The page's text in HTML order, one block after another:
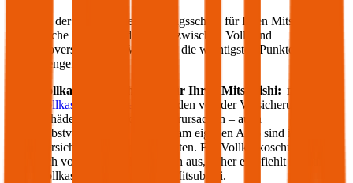
Wie sieht der optimale Versicherungsschutz für Ihren Mitsubishi
aus? Welche Unterschiede gibt es zwischen Voll- und
Teilkaskoversicherung? Wir haben die wichtigsten Punkte für Sie
zusammengefasst:
Vollkasko Versicherung für Ihren Mitsubishi: mit der
Vollkasko Versicherung
werden von der Versicherung
Schäden gedeckt, die Sie verursachen – auch
selbstverschuldete Schäden am eigenen Auto sind im
Versicherungsumfang enthalten. Ein Vollkaskoschutz zahlt
sich vor allem bei Neuwägen aus, daher empfiehlt sich die
Vollkasko für einen neuen
Mitsubishi.